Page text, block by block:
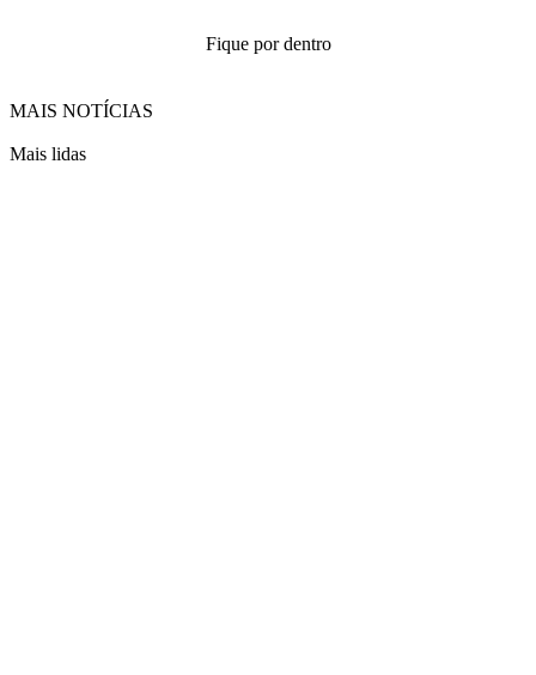
Fique por dentro
MAIS NOTÍCIAS
Mais lidas